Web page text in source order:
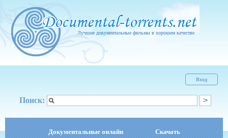
Лучшие документальные фильмы в хорошем качестве
Вход
Поиск:
Документальные онлайн Скачать